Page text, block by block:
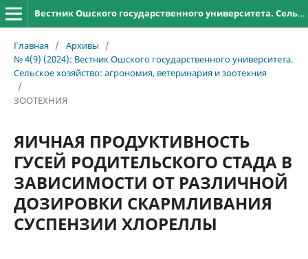
Вестник Ошского государственного университета. Сельское хозяйство: агрономия, ветеринария и зоотехния
Главная / Архивы
/
№ 4(9) (2024): Вестник Ошского государственного университета.
Сельское хозяйство: агрономия, ветеринария и зоотехния
/
ЗООТЕХНИЯ
ЯИЧНАЯ ПРОДУКТИВНОСТЬ
ГУСЕЙ РОДИТЕЛЬСКОГО СТАДА В
ЗАВИСИМОСТИ ОТ РАЗЛИЧНОЙ
ДОЗИРОВКИ СКАРМЛИВАНИЯ
СУСПЕНЗИИ ХЛОРЕЛЛЫ